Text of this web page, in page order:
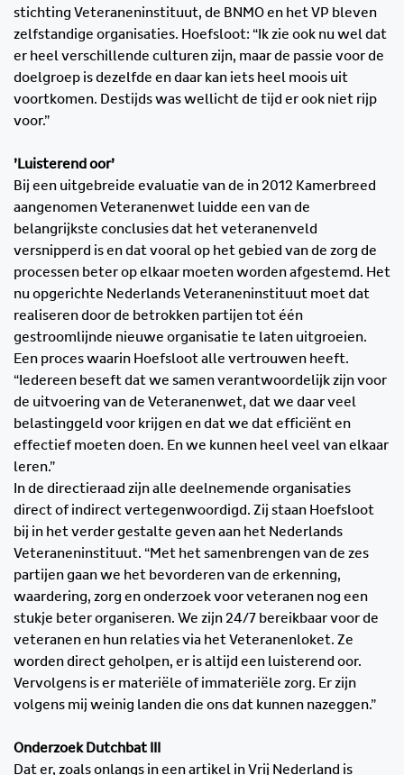
stichting Veteraneninstituut, de BNMO en het VP bleven
zelfstandige organisaties. Hoefsloot: “Ik zie ook nu wel dat
er heel verschillende culturen zijn, maar de passie voor de
doelgroep is dezelfde en daar kan iets heel moois uit
voortkomen. Destijds was wellicht de tijd er ook niet rijp
voor.”
’Luisterend oor’
Bij een uitgebreide evaluatie van de in 2012 Kamerbreed
aangenomen Veteranenwet luidde een van de
belangrijkste conclusies dat het veteranenveld
versnipperd is en dat vooral op het gebied van de zorg de
processen beter op elkaar moeten worden afgestemd. Het
nu opgerichte Nederlands Veteraneninstituut moet dat
realiseren door de betrokken partijen tot één
gestroomlijnde nieuwe organisatie te laten uitgroeien.
Een proces waarin Hoefsloot alle vertrouwen heeft.
“Iedereen beseft dat we samen verantwoordelijk zijn voor
de uitvoering van de Veteranenwet, dat we daar veel
belastinggeld voor krijgen en dat we dat efficiënt en
effectief moeten doen. En we kunnen heel veel van elkaar
leren.”
In de directieraad zijn alle deelnemende organisaties
direct of indirect vertegenwoordigd. Zij staan Hoefsloot
bij in het verder gestalte geven aan het Nederlands
Veteraneninstituut. “Met het samenbrengen van de zes
partijen gaan we het bevorderen van de erkenning,
waardering, zorg en onderzoek voor veteranen nog een
stukje beter organiseren. We zijn 24/7 bereikbaar voor de
veteranen en hun relaties via het Veteranenloket. Ze
worden direct geholpen, er is altijd een luisterend oor.
Vervolgens is er materiële of immateriële zorg. Er zijn
volgens mij weinig landen die ons dat kunnen nazeggen.”
Onderzoek Dutchbat III
Dat er, zoals onlangs in een artikel in Vrij Nederland is